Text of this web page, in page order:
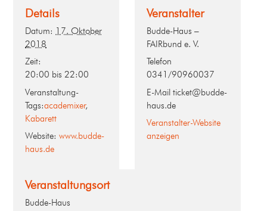
Details
Datum: 17. Oktober
2018
Zeit:
20:00 bis 22:00
Veranstaltung-
Tags:academixer,
Kabarett
Website: www.budde-
haus.de
Veranstaltungsort
Budde-Haus
Veranstalter
Budde-Haus –
FAIRbund e. V.
Telefon
0341/90960037
E-Mail ticket@budde-
haus.de
Veranstalter-Website
anzeigen